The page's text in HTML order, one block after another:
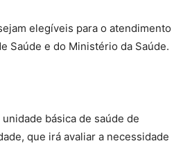
elegíveis para o atendimento
Saúde e do Ministério da Saúde.
básica de saúde de
que irá avaliar a necessidade